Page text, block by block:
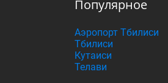
Популярное
Аэропорт Тбилиси
Тбилиси
Кутаиси
Телави